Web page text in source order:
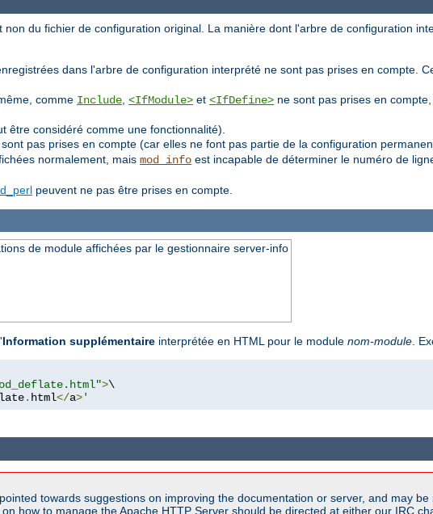
du fichier de configuration original. La manière dont l'arbre de configuration
dans l'arbre de configuration interprété ne sont pas prises en compte.
comme Include <IfModule> et <IfDefine> ne sont pas prises en
être considéré comme une fonctionnalité).
sont pas prises en compte (car elles ne font pas partie de la configuration
normalement, mais mod_info est incapable de déterminer le numéro de
peuvent ne pas être prises en compte.
de module affichées par le gestionnaire server-info
Information supplémentaire interprétée en HTML pour le module nom-module.
>\
. html</a>'
towards suggestions on improving the documentation or server, and may
how to manage the Apache HTTP Server should be directed at either our IRC